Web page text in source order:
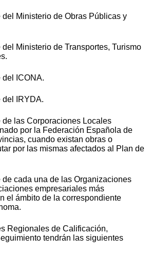
del Ministerio de Obras Públicas y
Ministerio de Transportes, Turismo
del ICONA.
del IRYDA.
de las Corporaciones Locales
por la Federación Española de
cuando existan obras o
por las mismas afectados al Plan de
de cada una de las Organizaciones
empresariales más
el ámbito de la correspondiente
Regionales de Calificación,
tendrán las siguientes